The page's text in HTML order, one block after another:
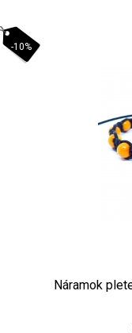
-10%
Náramok